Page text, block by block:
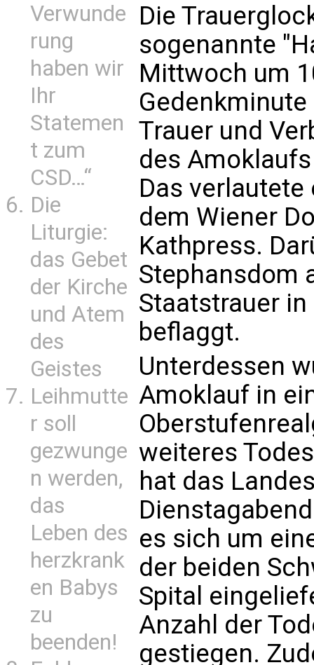
Verwunde
rung
haben wir
Ihr
Statemen
t zum
CSD…“
Die
Liturgie:
das Gebet
der Kirche
und Atem
des
Geistes
Leihmutte
r soll
gezwunge
n werden,
das
Leben des
herzkrank
en Babys
zu
beenden!
Die
sogenannte
Mittwoch um
Trauer und
des
Das
dem Wiener
Kathpress.
Stephansdom
Staatstrauer
beflaggt.
Unterdessen
Amoklauf in
weiteres
hat das
es sich um
der beiden
Spital
Anzahl der
gestiegen.